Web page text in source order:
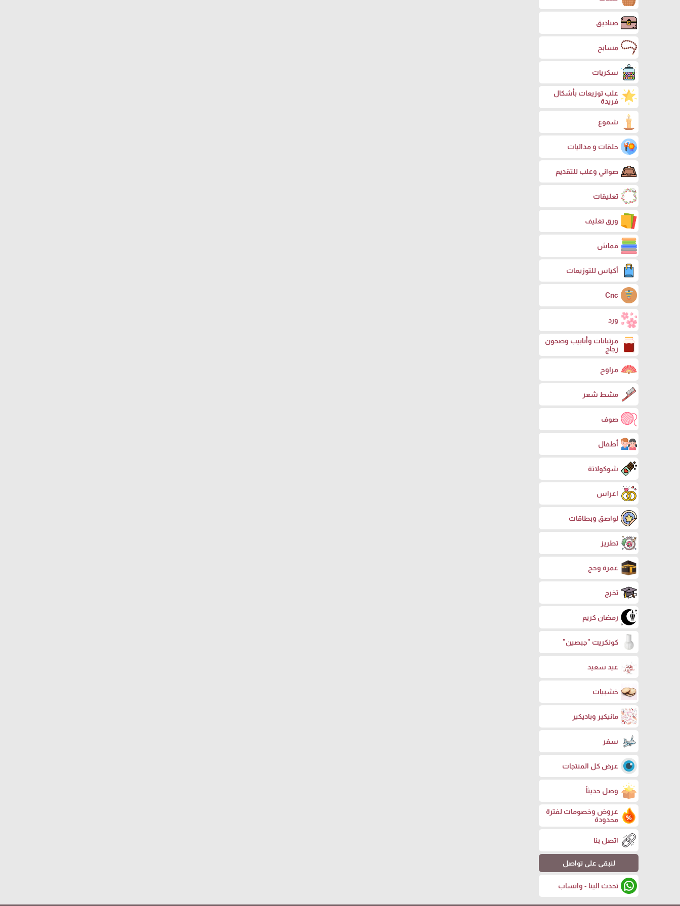
صناديق
مسابح
سكريات
علب توزيعات بأشكال
فريدة
شموع
حلقات و مداليات
صواني وعلب للتقديم
تعليقات
ورق تغليف
قماش
أكياس للتوزيعات
Cnc
ورد
مرتبانات وأنابيب وصحون
زجاج
مراوح
مشط شعر
صوف
أطفال
شوكولاتة
اعراس
لواصق وبطاقات
تطريز
عمرة وحج
تخرج
رمضان كريم
كونكريت ”جبصين"
عيد سعيد
خشبيات
مانيكير وباديكير
سفر
عرض كل المنتجات
وصل حديثاً
عروض وخصومات لفترة
محدودة
اتصل بنا
لنبقى على تواصل
تحدث الينا - واتساب